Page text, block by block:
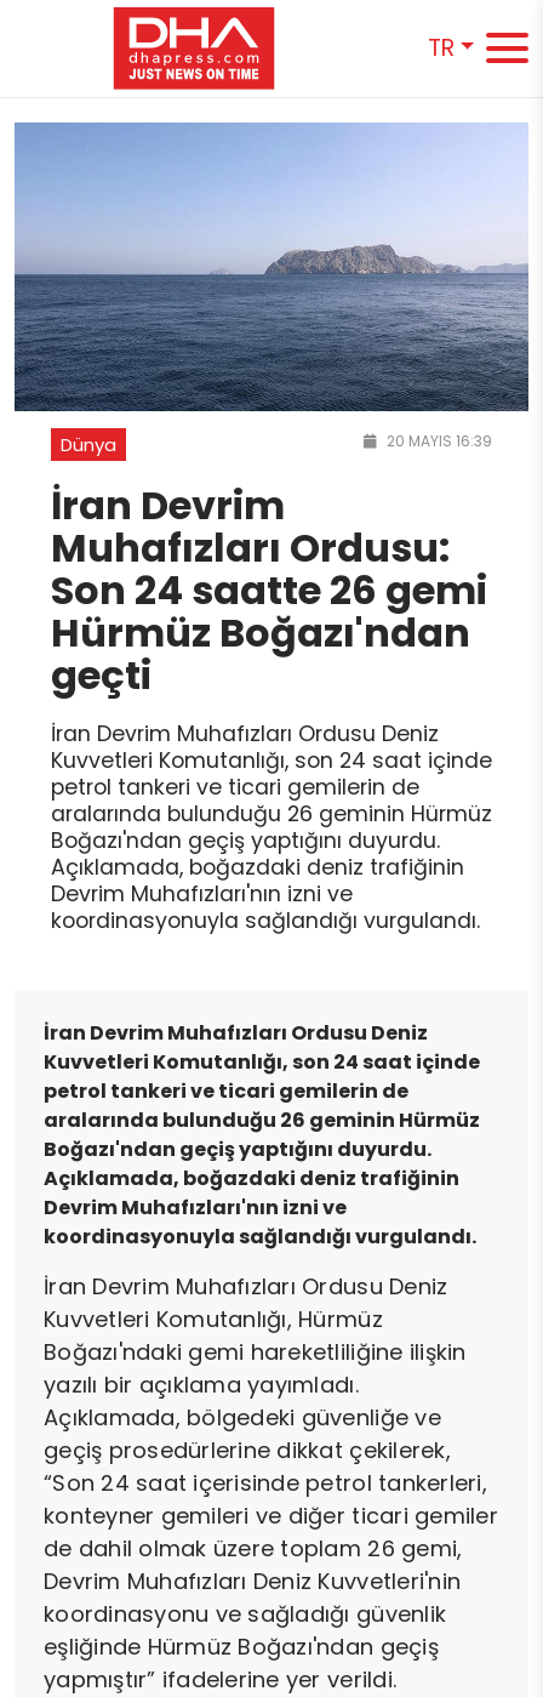
TR
Dünya 20 MAYIS 16:39
İran Devrim
Muhafızları Ordusu:
Son 24 saatte 26 gemi
Hürmüz Boğazı'ndan
geçti
İran Devrim Muhafızları Ordusu Deniz
Kuvvetleri Komutanlığı, son 24 saat içinde
petrol tankeri ve ticari gemilerin de
aralarında bulunduğu 26 geminin Hürmüz
Boğazı'ndan geçiş yaptığını duyurdu.
Açıklamada, boğazdaki deniz trafiğinin
Devrim Muhafızları'nın izni ve
koordinasyonuyla sağlandığı vurgulandı.
İran Devrim Muhafızları Ordusu Deniz
Kuvvetleri Komutanlığı, son 24 saat içinde
petrol tankeri ve ticari gemilerin de
aralarında bulunduğu 26 geminin Hürmüz
Boğazı'ndan geçiş yaptığını duyurdu.
Açıklamada, boğazdaki deniz trafiğinin
Devrim Muhafızları'nın izni ve
koordinasyonuyla sağlandığı vurgulandı.
İran Devrim Muhafızları Ordusu Deniz
Kuvvetleri Komutanlığı, Hürmüz
Boğazı'ndaki gemi hareketliliğine ilişkin
yazılı bir açıklama yayımladı.
Açıklamada, bölgedeki güvenliğe ve
geçiş prosedürlerine dikkat çekilerek,
“Son 24 saat içerisinde petrol tankerleri,
konteyner gemileri ve diğer ticari gemiler
de dahil olmak üzere toplam 26 gemi,
Devrim Muhafızları Deniz Kuvvetleri'nin
koordinasyonu ve sağladığı güvenlik
eşliğinde Hürmüz Boğazı'ndan geçiş
yapmıştır” ifadelerine yer verildi.